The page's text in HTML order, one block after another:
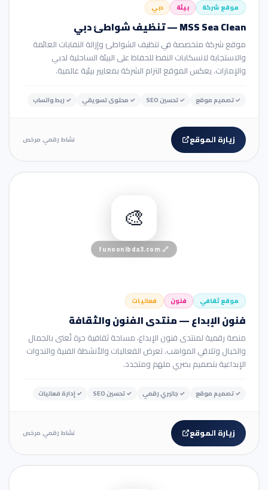
موقع شركة بيئة دبي
MSS Sea Clean — تنظيف شواطئ دبي
موقع شركة متخصصة في تنظيف الشواطئ وإزالة النفايات العائمة
والاستجابة لانسكابات النفط للحفاظ على البيئة الساحلية لدبي
والإمارات. يعكس الموقع التزام الشركة بمعايير بيئية عالمية.
✓تصميم موقع ✓تحسين SEO ✓ محتوى تسويقي ✓ ربط واتساب
زيارة الموقع نشاط رقمي مرخص
🎨
🔗
funoonibda3.com
موقع ثقافي فنون فعاليات
فنون الإبداع — منتدى الفنون والثقافة
منصة رقمية لمنتدى فنون الإبداع، مساحة ثقافية حرة تُعنى بالجمال
والخيال وتلاقي المواهب. تعرض الفعاليات والأنشطة الفنية والندوات
الإبداعية بتصميم بصري ملهم ومتجدد.
✓تصميم موقع ✓ جاليري رقمي ✓تحسين SEO ✓ إدارة فعاليات
زيارة الموقع نشاط رقمي مرخص